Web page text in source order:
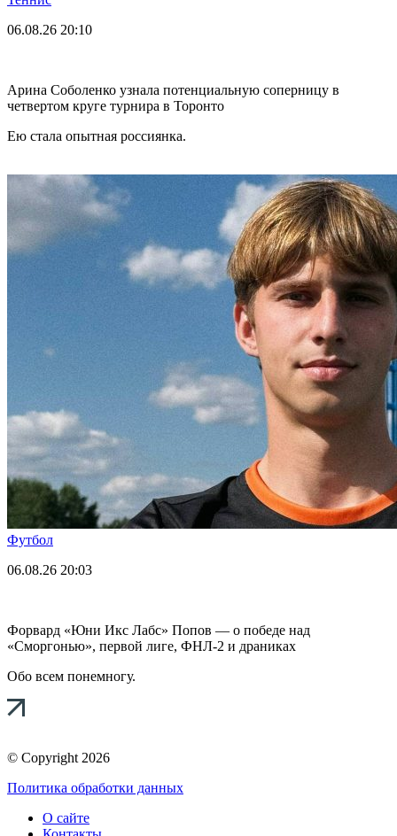
06.08.26 20:10
Арина Соболенко узнала потенциальную соперницу в
четвертом круге турнира в Торонто
Ею стала опытная россиянка.
Футбол
06.08.26 20:03
Форвард «Юни Икс Лабс» Попов — о победе над
«Сморгонью», первой лиге, ФНЛ-2 и драниках
Обо всем понемногу.
© Copyright 2026
Политика обработки данных
О сайте